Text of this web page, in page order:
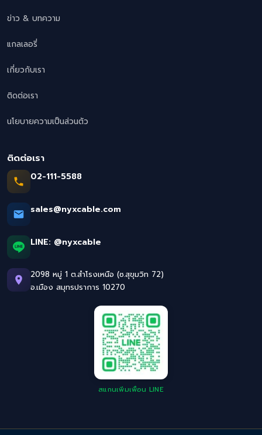
ข่าว & บทความ
แกลเลอรี่
เกี่ยวกับเรา
ติดต่อเรา
นโยบายความเป็นส่วนตัว
ติดต่อเรา
02-111-5588
sales@nyxcable.com
LINE: @nyxcable
2098 หมู่ 1 ต.สำโรงเหนือ (ซ.สุขุมวิท 72)
อ.เมือง สมุทรปราการ 10270
สแกนเพิ่มเพื่อน LINE